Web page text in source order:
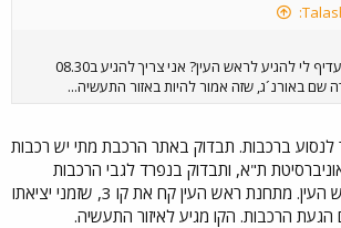
המ. אז איך עדיף לי להגיע לראש העין? אני צריך להגיע ב08.30
שם באורנ´ג, שזה אמור להיות באזור התעשיה...
לנסוע ברכבות. תבדוק באתר הרכבת מתי יש רכבות
ת"א, ותבדוק בנפרד לגבי הרכבות
מהאונ´ לראש העין. מתחנת ראש העין קח את קו 3, שזמני יציאתו
הרכבות. הקו מגיע לאיזור התעשיה.